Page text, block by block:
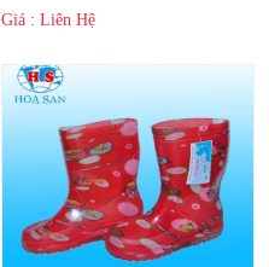
Giá : Liên Hệ